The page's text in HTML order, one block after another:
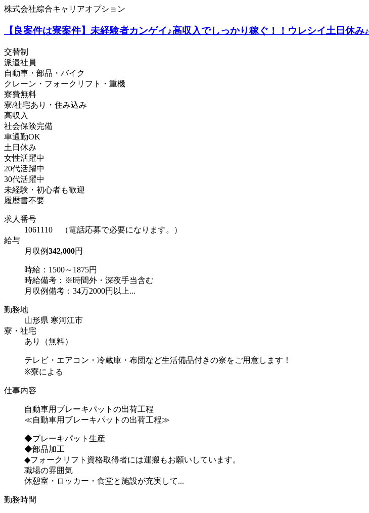
株式会社綜合キャリアオプション
【良案件は寮案件】未経験者カンゲイ♪高収入でしっかり稼ぐ！！ウレシイ土日休み♪
交替制
派遣社員
自動車・部品・バイク
クレーン・フォークリフト・重機
寮費無料
寮/社宅あり・住み込み
高収入
社会保険完備
車通勤OK
土日休み
女性活躍中
20代活躍中
30代活躍中
未経験・初心者も歓迎
履歴書不要
求人番号
1061110 （電話応募で必要になります。）
給与
月収例342,000円
時給：1500～1875円
時給備考：※時間外・深夜手当含む
月収例備考：34万2000円以上...
勤務地
山形県 寒河江市
寮・社宅
あり（無料）
テレビ・エアコン・冷蔵庫・布団など生活備品付きの寮をご用意します！
※寮による
仕事内容
自動車用ブレーキパットの出荷工程
≪自動車用ブレーキパットの出荷工程≫
◆ブレーキパット生産
◆部品加工
◆フォークリフト資格取得者には運搬もお願いしています。
職場の雰囲気
休憩室・ロッカー・食堂と施設が充実して...
勤務時間